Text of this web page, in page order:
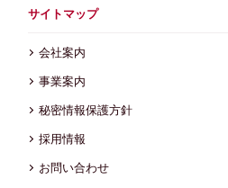
サイトマップ
会社案内
事業案内
秘密情報保護方針
採用情報
お問い合わせ